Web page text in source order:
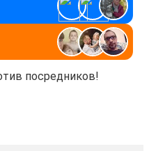
посредников!